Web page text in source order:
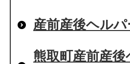
産前産後ヘル
熊取町産前産